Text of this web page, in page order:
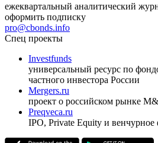
ежеквартальный аналитический
оформить подписку
pro@cbonds.info
Спец проекты
Investfunds
универсальный ресурс по
частного инвестора России
Mergers.ru
проект о российском рынке
Preqveca.ru
IPO, Private Equity и